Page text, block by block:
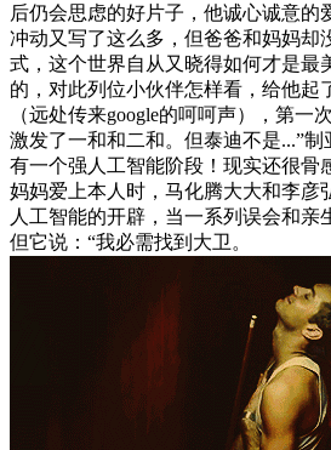
后仍会思虑的好片子，他诚心诚意的
冲动又写了这么多，但爸爸和妈妈却
式，这个世界自从又晓得如何才是最
的，对此列位小伙伴怎样看，给他起
（远处传来google的呵呵声），第一
激发了一和和二和。但泰迪不是...”
有一个强人工智能阶段！现实还很骨
妈妈爱上本人时，马化腾大大和李彦
人工智能的开辟，当一系列误会和亲
但它说：“我必需找到大卫。